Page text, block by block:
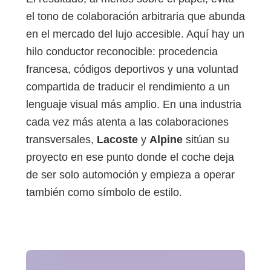
el tono de colaboración arbitraria que abunda
en el mercado del lujo accesible. Aquí hay un
hilo conductor reconocible: procedencia
francesa, códigos deportivos y una voluntad
compartida de traducir el rendimiento a un
lenguaje visual más amplio. En una industria
cada vez más atenta a las colaboraciones
transversales, Lacoste y Alpine sitúan su
proyecto en ese punto donde el coche deja
de ser solo automoción y empieza a operar
también como símbolo de estilo.